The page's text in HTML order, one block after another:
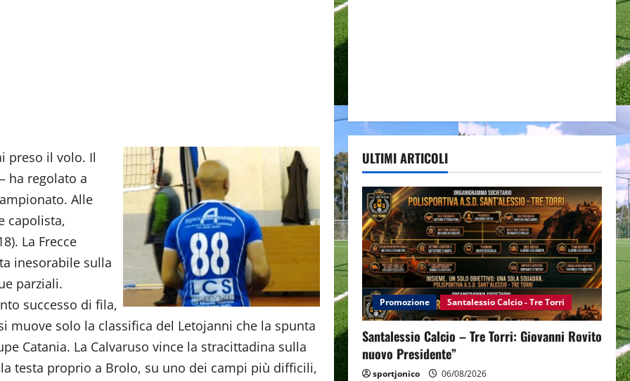
preso il volo. Il
ha regolato a
Alle
capolista,
La Frecce
inesorabile sulla
parziali.
successo di fila,
muove solo la classifica del Letojanni che la spunta
Catania. La Calvaruso vince la stracittadina sulla
testa proprio a Brolo, su uno dei campi più difficili,
ULTIMI ARTICOLI
Promozione Santalessio Calcio - Tre Torri
Santalessio Calcio – Tre Torri: Giovanni Rovito
nuovo Presidente”
sportjonico 06/08/2026